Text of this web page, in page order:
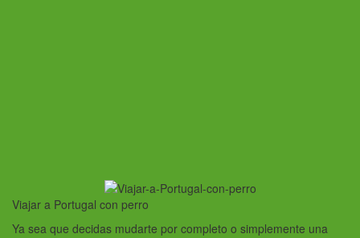
Viajar a Portugal con perro
Ya sea que decidas mudarte por completo o simplemente una